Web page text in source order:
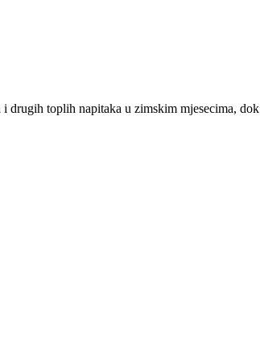
toplih napitaka u zimskim mjesecima,